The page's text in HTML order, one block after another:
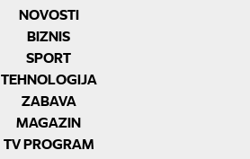
NOVOSTI
BIZNIS
SPORT
TEHNOLOGIJA
ZABAVA
MAGAZIN
TV PROGRAM